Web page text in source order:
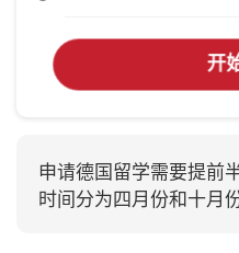
开
申请德国留学需要提前
时间分为四月份和十月